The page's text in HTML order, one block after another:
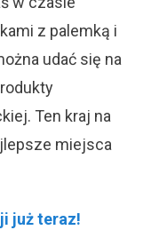
z palemką i
udać się na
Ten kraj na
miejsca
już teraz!